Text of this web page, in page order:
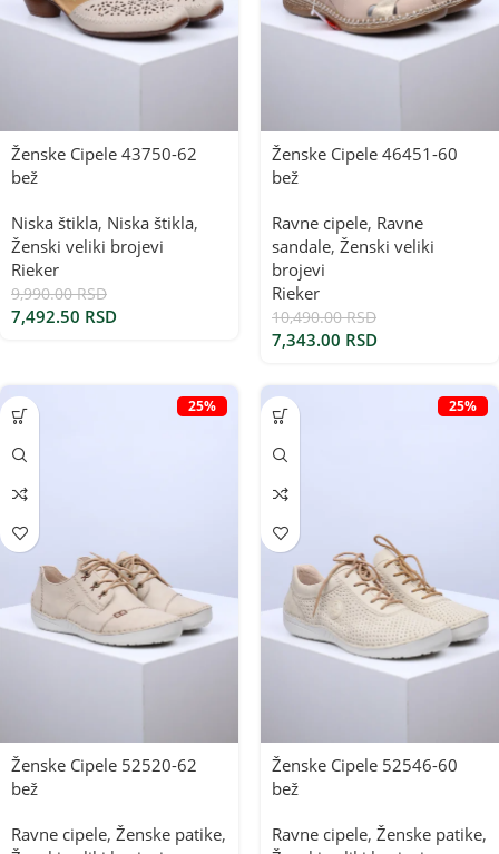
Ženske Cipele 43750-62
bež
Niska štikla, Niska štikla,
Ženski veliki brojevi
Rieker
9,990.00RSD
7,492.50 RSD
Ženske Cipele 46451-60
bež
Ravne cipele, Ravne
sandale, Ženski veliki
brojevi
Rieker
10,490.00RSD
7,343.00 RSD
25%
Ženske Cipele 52520-62
bež
Ravne cipele, Ženske patike,
25%
Ženske Cipele 52546-60
bež
Ravne cipele, Ženske patike,